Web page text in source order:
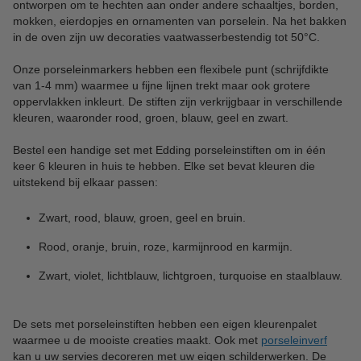
ontworpen om te hechten aan onder andere schaaltjes, borden,
mokken, eierdopjes en ornamenten van porselein. Na het bakken
in de oven zijn uw decoraties vaatwasserbestendig tot 50°C.
Onze porseleinmarkers hebben een flexibele punt (schrijfdikte
van 1-4 mm) waarmee u fijne lijnen trekt maar ook grotere
oppervlakken inkleurt. De stiften zijn verkrijgbaar in verschillende
kleuren, waaronder rood, groen, blauw, geel en zwart.
Bestel een handige set met Edding porseleinstiften om in één
keer 6 kleuren in huis te hebben. Elke set bevat kleuren die
uitstekend bij elkaar passen:
Zwart, rood, blauw, groen, geel en bruin.
Rood, oranje, bruin, roze, karmijnrood en karmijn.
Zwart, violet, lichtblauw, lichtgroen, turquoise en staalblauw.
De sets met porseleinstiften hebben een eigen kleurenpalet
waarmee u de mooiste creaties maakt. Ook met porseleinverf
kan u uw servies decoreren met uw eigen schilderwerken. De